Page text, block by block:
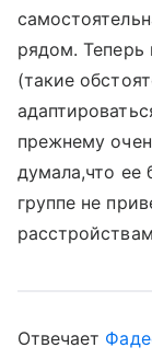
рядом. Теперь
(такие
прежнему
думала,что ее
группе не
Отвечает